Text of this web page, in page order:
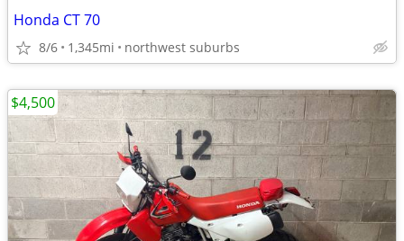
Honda CT 70
8/6 1,345mi northwest suburbs
$4,500